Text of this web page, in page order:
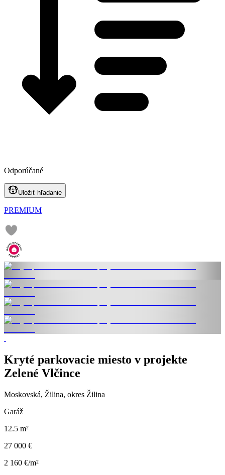
Odporúčané
Uložiť hľadanie
PREMIUM
Kryté parkovacie miesto v projekte
Zelené Vlčince
Moskovská, Žilina, okres Žilina
Garáž
12.5 m²
27 000 €
2 160 €/m²